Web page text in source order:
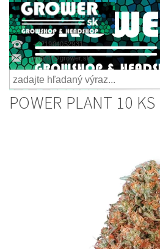
+421904052931
grower@grower.sk
POWER PLANT 10 KS